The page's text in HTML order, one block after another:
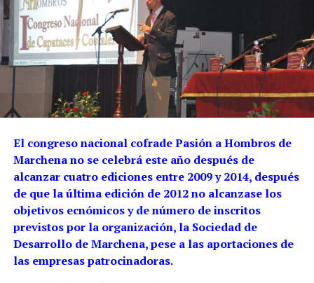
El congreso nacional cofrade Pasión a Hombros de
Marchena no se celebrá este año después de
alcanzar cuatro ediciones entre 2009 y 2014, después
de que la última edición de 2012 no alcanzase los
objetivos ecnómicos y de número de inscritos
previstos por la organización, la Sociedad de
Desarrollo de Marchena, pese a las aportaciones de
las empresas patrocinadoras.